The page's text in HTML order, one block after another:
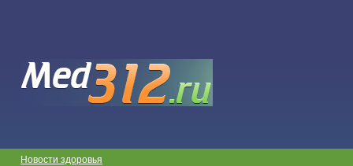
Новости здоровья